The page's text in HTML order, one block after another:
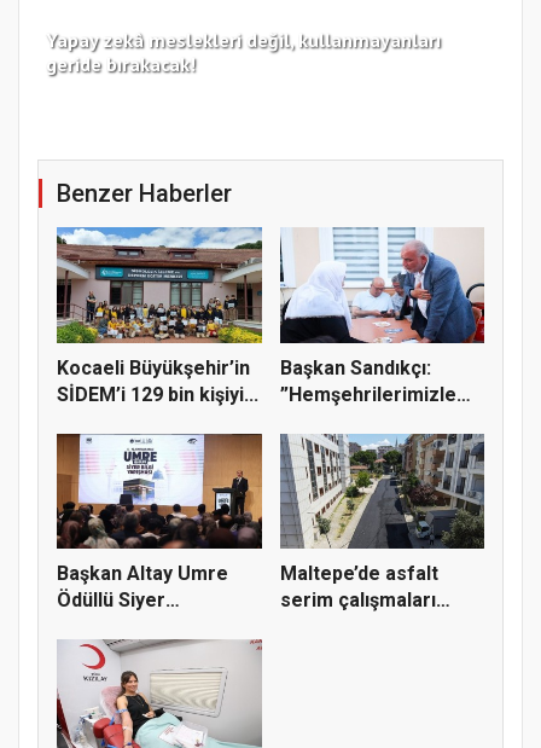
Yapay zekâ meslekleri değil, kullanmayanları
geride bırakacak!
Benzer Haberler
Kocaeli Büyükşehir’in
SİDEM’i 129 bin kişiyi...
Başkan Sandıkçı:
”Hemşehrilerimizle
Başkan Altay Umre
Ödüllü Siyer
Maltepe’de asfalt
serim çalışmaları